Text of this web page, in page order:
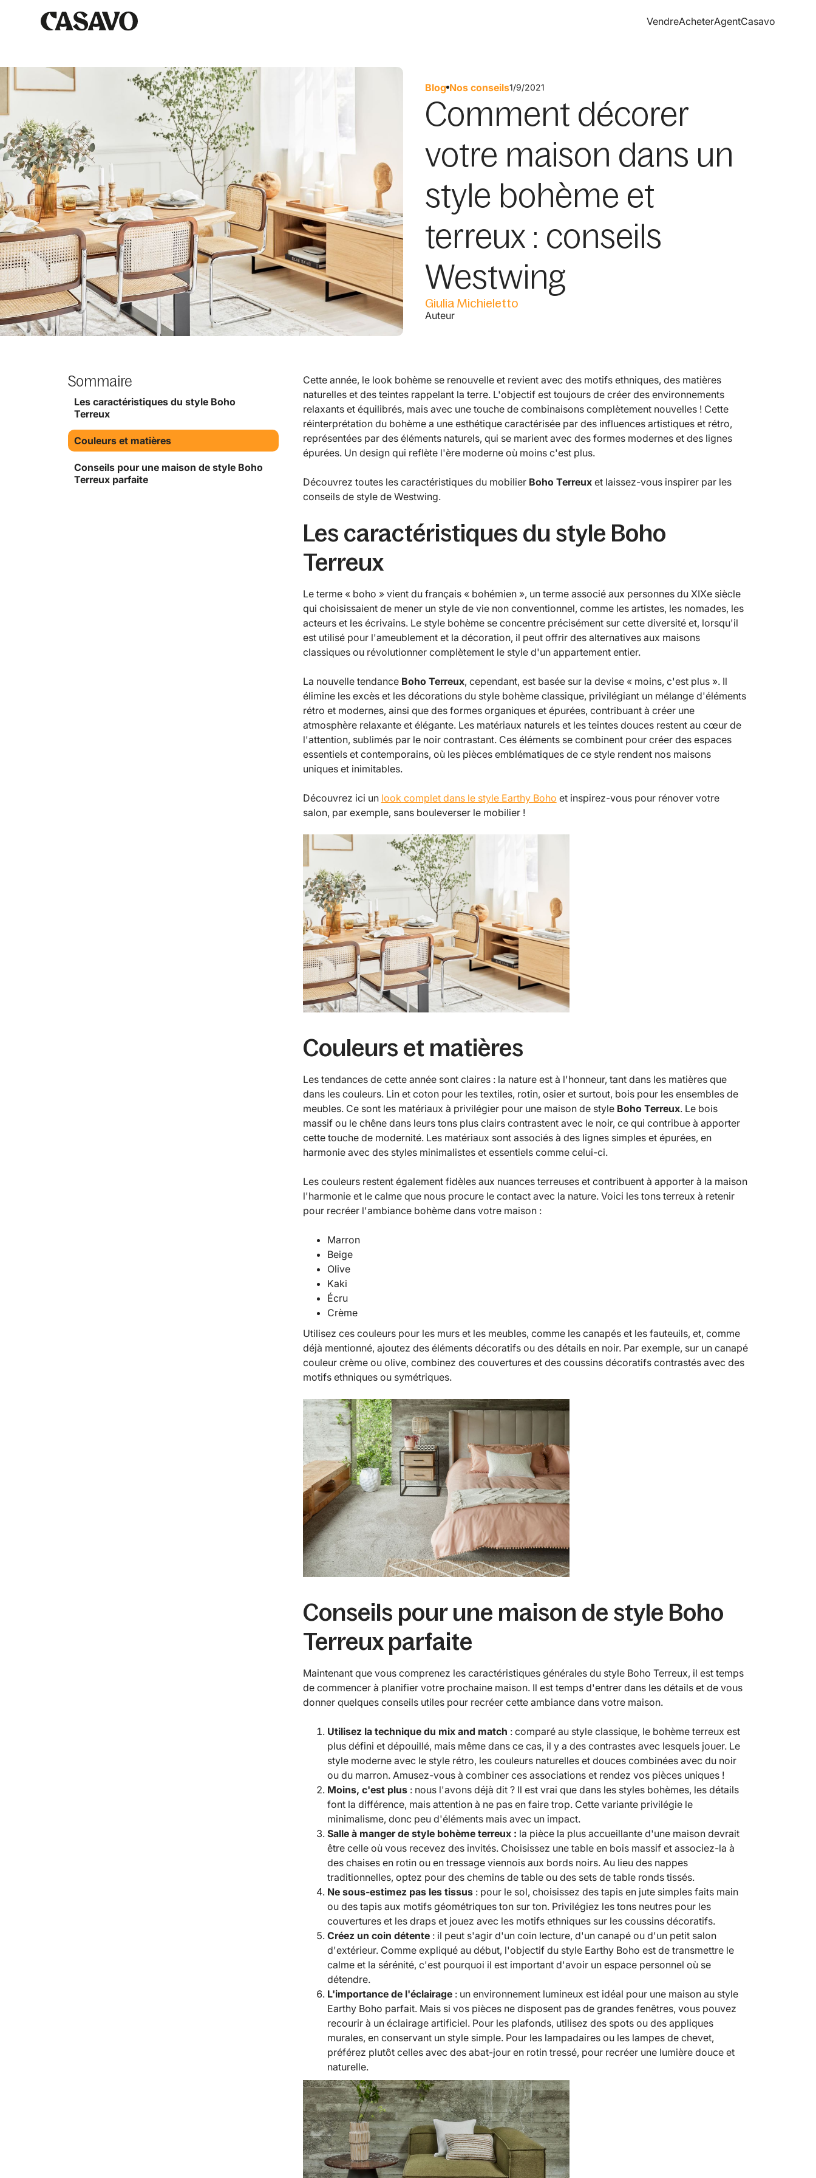
VendreAcheterAgentCasavo
Blog Nos conseils1/9/2021
Comment décorer
votre maison dans un
style bohème et
terreux : conseils
Westwing
Giulia Michieletto
Auteur
Sommaire
Les caractéristiques du style Boho
Terreux
Couleurs et matières
Conseils pour une maison de style Boho
Terreux parfaite
Cette année, le look bohème se renouvelle et revient avec des motifs ethniques, des matières
naturelles et des teintes rappelant la terre. L'objectif est toujours de créer des environnements
relaxants et équilibrés, mais avec une touche de combinaisons complètement nouvelles ! Cette
réinterprétation du bohème a une esthétique caractérisée par des influences artistiques et rétro,
représentées par des éléments naturels, qui se marient avec des formes modernes et des lignes
épurées. Un design qui reflète l'ère moderne où moins c'est plus.
Découvrez toutes les caractéristiques du mobilier Boho Terreuxet laissez-vous inspirer par les
conseils de style de Westwing.
Les caractéristiques du style Boho
Terreux
Le terme « boho » vient du français « bohémien », un terme associé aux personnes du XIXe siècle
qui choisissaient de mener un style de vie non conventionnel, comme les artistes, les nomades, les
acteurs et les écrivains. Le style bohème se concentre précisément sur cette diversité et, lorsqu'il
est utilisé pour l'ameublement et la décoration, il peut offrir des alternatives aux maisons
classiques ou révolutionner complètement le style d'un appartement entier.
La nouvelle tendance Boho Terreux, cependant, est basée sur la devise « moins, c'est plus ». Il
élimine les excès et les décorations du style bohème classique, privilégiant un mélange d'éléments
rétro et modernes, ainsi que des formes organiques et épurées, contribuant à créer une
atmosphère relaxante et élégante. Les matériaux naturels et les teintes douces restent au cœur de
l'attention, sublimés par le noir contrastant. Ces éléments se combinent pour créer des espaces
essentiels et contemporains, où les pièces emblématiques de ce style rendent nos maisons
uniques et inimitables.
Découvrez ici un look complet dans le style Earthy Boho et inspirez-vous pour rénover votre
salon, par exemple, sans bouleverser le mobilier !
Couleurs et matières
Les tendances de cette année sont claires : la nature est à l'honneur, tant dans les matières que
dans les couleurs. Lin et coton pour les textiles, rotin, osier et surtout, bois pour les ensembles de
meubles. Ce sont les matériaux à privilégier pour une maison de style Boho Terreux. Le bois
massif ou le chêne dans leurs tons plus clairs contrastent avec le noir, ce qui contribue à apporter
cette touche de modernité. Les matériaux sont associés à des lignes simples et épurées, en
harmonie avec des styles minimalistes et essentiels comme celui-ci.
Les couleurs restent également fidèles aux nuances terreuses et contribuent à apporter à la maison
l'harmonie et le calme que nous procure le contact avec la nature. Voici les tons terreux à retenir
pour recréer l'ambiance bohème dans votre maison :
Marron
Beige
Olive
Kaki
Écru
Crème
Utilisez ces couleurs pour les murs et les meubles, comme les canapés et les fauteuils, et, comme
déjà mentionné, ajoutez des éléments décoratifs ou des détails en noir. Par exemple, sur un canapé
couleur crème ou olive, combinez des couvertures et des coussins décoratifs contrastés avec des
motifs ethniques ou symétriques.
Conseils pour une maison de style Boho
Terreux parfaite
Maintenant que vous comprenez les caractéristiques générales du style Boho Terreux, il est temps
de commencer à planifier votre prochaine maison. Il est temps d'entrer dans les détails et de vous
donner quelques conseils utiles pour recréer cette ambiance dans votre maison.
Utilisez la technique du mix and match : comparé au style classique, le bohème terreux est
plus défini et dépouillé, mais même dans ce cas, il y a des contrastes avec lesquels jouer. Le
style moderne avec le style rétro, les couleurs naturelles et douces combinées avec du noir
ou du marron. Amusez-vous à combiner ces associations et rendez vos pièces uniques !
Moins, c'est plus: nous l'avons déjà dit ? Il est vrai que dans les styles bohèmes, les détails
font la différence, mais attention à ne pas en faire trop. Cette variante privilégie le
minimalisme, donc peu d'éléments mais avec un impact.
Salle à manger de style bohème terreux : la pièce la plus accueillante d'une maison devrait
être celle où vous recevez des invités. Choisissez une table en bois massif et associez-la à
des chaises en rotin ou en tressage viennois aux bords noirs. Au lieu des nappes
traditionnelles, optez pour des chemins de table ou des sets de table ronds tissés.
Ne sous-estimez pas les tissus: pour le sol, choisissez des tapis en jute simples faits main
ou des tapis aux motifs géométriques ton sur ton. Privilégiez les tons neutres pour les
couvertures et les draps et jouez avec les motifs ethniques sur les coussins décoratifs.
Créez un coin détente: il peut s'agir d'un coin lecture, d'un canapé ou d'un petit salon
d'extérieur. Comme expliqué au début, l'objectif du style Earthy Boho est de transmettre le
calme et la sérénité, c'est pourquoi il est important d'avoir un espace personnel où se
détendre.
L'importance de l'éclairage: un environnement lumineux est idéal pour une maison au style
Earthy Boho parfait. Mais si vos pièces ne disposent pas de grandes fenêtres, vous pouvez
recourir à un éclairage artificiel. Pour les plafonds, utilisez des spots ou des appliques
murales, en conservant un style simple. Pour les lampadaires ou les lampes de chevet,
préférez plutôt celles avec des abat-jour en rotin tressé, pour recréer une lumière douce et
naturelle.